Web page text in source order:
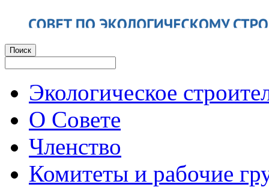
Экологическое
О Совете
Членство
Комитеты и рабочие